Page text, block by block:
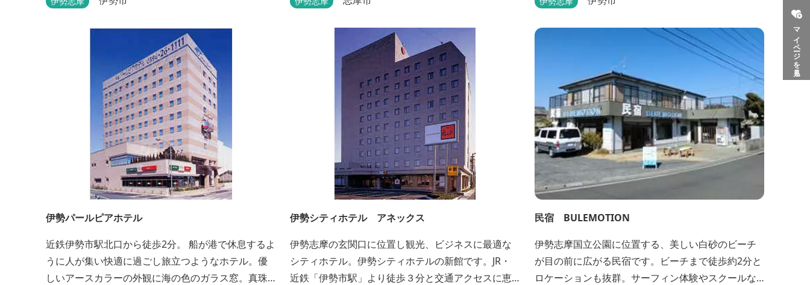
マイページを見る
伊勢パールピアホテル
近鉄伊勢市駅北口から徒歩2分。 船が港で休息するよ
うに人が集い快適に過ごし旅立つようなホテル。優
しいアースカラーの外観に海の色のガラス窓。真珠
伊勢シティホテル アネックス
伊勢志摩の玄関口に位置し観光、ビジネスに最適な
シティホテル。伊勢シティホテルの新館です。JR・
近鉄「伊勢市駅」より徒歩３分と交通アクセスに恵
民宿 BULEMOTION
伊勢志摩国立公園に位置する、美しい白砂のビーチ
が目の前に広がる民宿です。ビーチまで徒歩約2分と
ロケーションも抜群。サーフィン体験やスクールな